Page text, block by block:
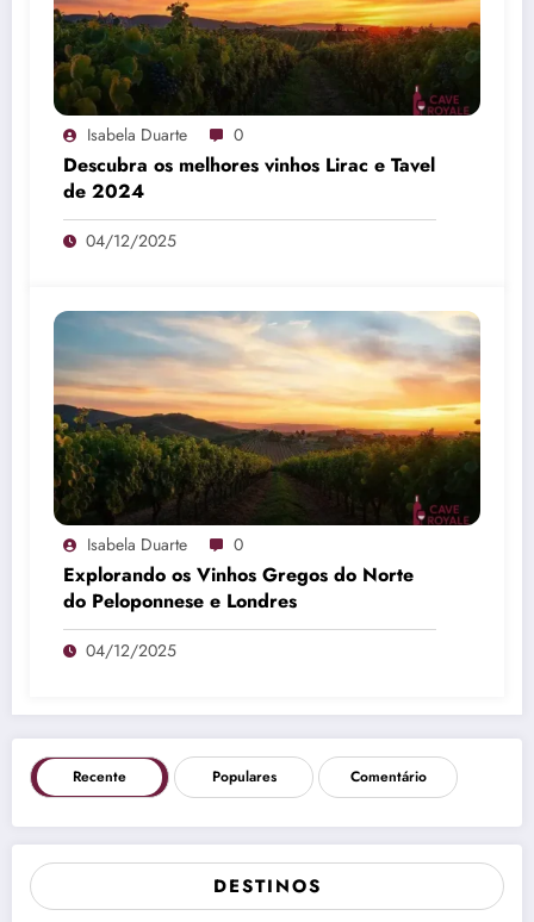
Isabela Duarte 0
Descubra os melhores vinhos Lirac e Tavel
de 2024
04/12/2025
Isabela Duarte 0
Explorando os Vinhos Gregos do Norte
do Peloponnese e Londres
04/12/2025
Recente Populares Comentário
DESTINOS